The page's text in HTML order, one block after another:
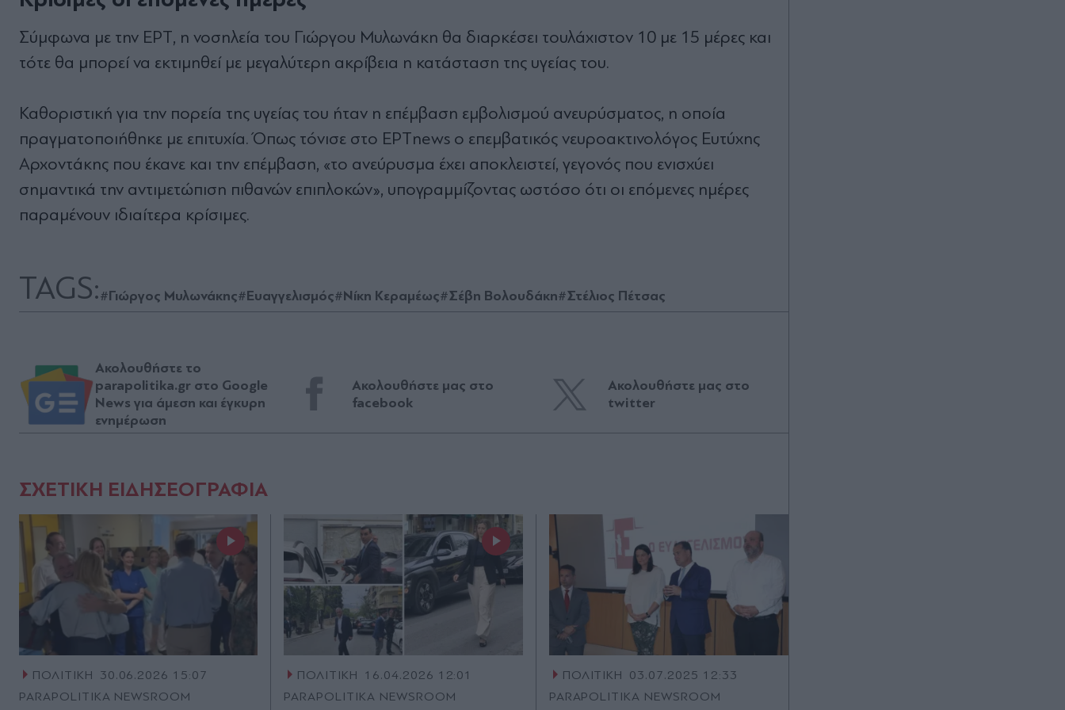
Σύμφωνα με την ΕΡΤ, η νοσηλεία του Γιώργου Μυλωνάκη θα διαρκέσει τουλάχιστον 10 με 15 μέρες και
τότε θα μπορεί να εκτιμηθεί με μεγαλύτερη ακρίβεια η κατάσταση της υγείας του.
Καθοριστική για την πορεία της υγείας του ήταν η επέμβαση εμβολισμού ανευρύσματος, η οποία
πραγματοποιήθηκε με επιτυχία. Όπως τόνισε στο ΕΡΤnews ο επεμβατικός νευροακτινολόγος Ευτύχης
Αρχοντάκης που έκανε και την επέμβαση, «το ανεύρυσμα έχει αποκλειστεί, γεγονός που ενισχύει
σημαντικά την αντιμετώπιση πιθανών επιπλοκών», υπογραμμίζοντας ωστόσο ότι οι επόμενες ημέρες
παραμένουν ιδιαίτερα κρίσιμες.
TAGS:#Γιώργος Μυλωνάκης#Ευαγγελισμός#Νίκη Κεραμέως#Σέβη Βολουδάκη#Στέλιος Πέτσας
Ακολουθήστε το
parapolitika.gr στο Google
News για άμεση και έγκυρη
ενημέρωση
Ακολουθήστε μας στο
facebook
Ακολουθήστε μας στο
twitter
ΣΧΕΤΙΚΗ ΕΙΔΗΣΕΟΓΡΑΦΙΑ
ΠΟΛΙΤΙΚΗ
30.06.2026 15:07
PARAPOLITIKA NEWSROOM
ΠΟΛΙΤΙΚΗ
16.04.2026 12:01
PARAPOLITIKA NEWSROOM
ΠΟΛΙΤΙΚΗ
03.07.2025 12:33
PARAPOLITIKA NEWSROOM